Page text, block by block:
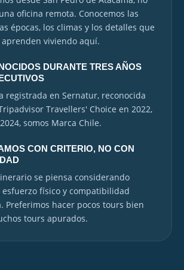
oficina remota. Conocemos las
épocas, los climas y los detalles que
aprenden viviendo aquí.
DURANTE TRES AÑOS
registrada en Sernatur, reconocida
Travellers' Choice en 2022,
somos Marca Chile.
CON CRITERIO, NO CON
se piensa considerando
físico y compatibilidad
Preferimos hacer pocos tours bien
tours apurados.